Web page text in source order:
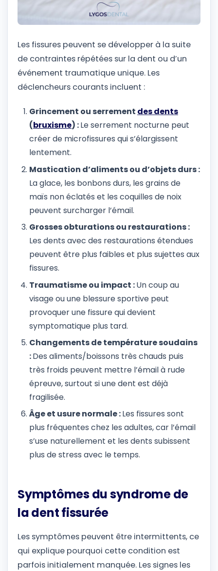
Les fissures peuvent se développer à la suite
de contraintes répétées sur la dent ou d’un
événement traumatique unique. Les
déclencheurs courants incluent :
Grincement ou serrement des dents
(bruxisme) :Le serrement nocturne peut
créer de microfissures qui s’élargissent
lentement.
Mastication d’aliments ou d’objets durs :
La glace, les bonbons durs, les grains de
maïs non éclatés et les coquilles de noix
peuvent surcharger l’émail.
Grosses obturations ou restaurations :
Les dents avec des restaurations étendues
peuvent être plus faibles et plus sujettes aux
fissures.
Traumatisme ou impact :Un coup au
visage ou une blessure sportive peut
provoquer une fissure qui devient
symptomatique plus tard.
Changements de température soudains
:Des aliments/boissons très chauds puis
très froids peuvent mettre l’émail à rude
épreuve, surtout si une dent est déjà
fragilisée.
Âge et usure normale :Les fissures sont
plus fréquentes chez les adultes, car l’émail
s’use naturellement et les dents subissent
plus de stress avec le temps.
Symptômes du syndrome de
la dent fissurée
Les symptômes peuvent être intermittents, ce
qui explique pourquoi cette condition est
parfois initialement manquée. Les signes les